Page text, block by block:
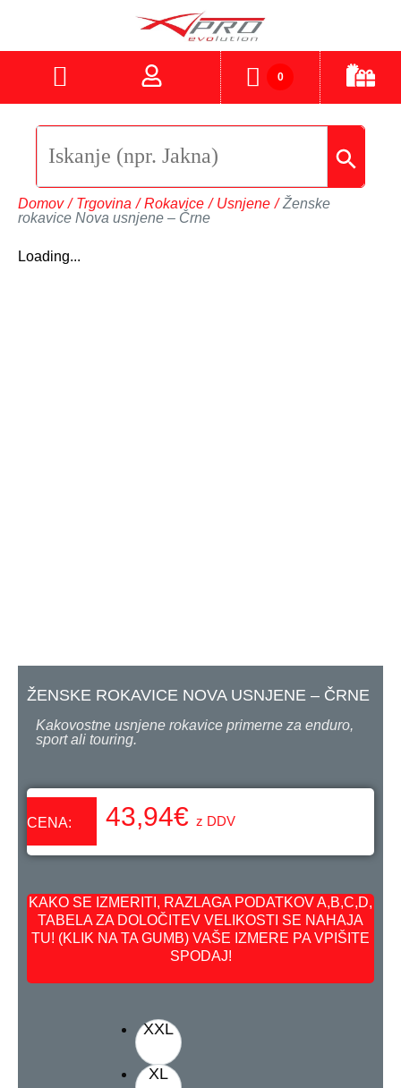
0
Domov / Trgovina / Rokavice / Usnjene / Ženske
rokavice Nova usnjene – Črne
Loading...
ŽENSKE ROKAVICE NOVA USNJENE – ČRNE
Kakovostne usnjene rokavice primerne za enduro,
sport ali touring.
CENA: 43,94€ z DDV
KAKO SE IZMERITI, RAZLAGA PODATKOV A,B,C,D,
TABELA ZA DOLOČITEV VELIKOSTI SE NAHAJA
TU! (KLIK NA TA GUMB) VAŠE IZMERE PA VPIŠITE
SPODAJ!
XXL
XL